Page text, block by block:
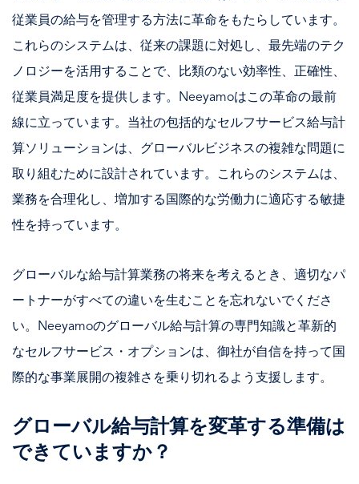
従業員の給与を管理する方法に革命をもたらしています。
これらのシステムは、従来の課題に対処し、最先端のテク
ノロジーを活用することで、比類のない効率性、正確性、
従業員満足度を提供します。Neeyamoはこの革命の最前
線に立っています。当社の包括的なセルフサービス給与計
算ソリューションは、グローバルビジネスの複雑な問題に
取り組むために設計されています。これらのシステムは、
業務を合理化し、増加する国際的な労働力に適応する敏捷
性を持っています。
グローバルな給与計算業務の将来を考えるとき、適切なパ
ートナーがすべての違いを生むことを忘れないでくださ
い。Neeyamoのグローバル給与計算の専門知識と革新的
なセルフサービス・オプションは、御社が自信を持って国
際的な事業展開の複雑さを乗り切れるよう支援します。
グローバル給与計算を変革する準備は
できていますか？